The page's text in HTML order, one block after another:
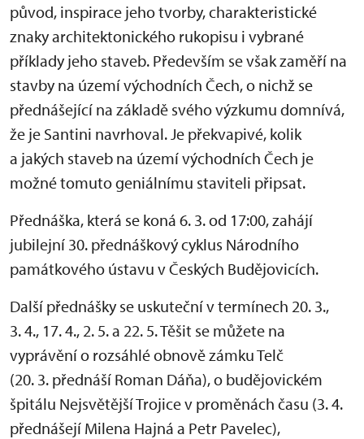
původ, inspirace jeho tvorby, charakteristické
znaky architektonického rukopisu i vybrané
příklady jeho staveb. Především se však zaměří na
stavby na území východních Čech, o nichž se
přednášející na základě svého výzkumu domnívá,
že je Santini navrhoval. Je překvapivé, kolik
a jakých staveb na území východních Čech je
možné tomuto geniálnímu staviteli připsat.
Přednáška, která se koná 6. 3. od 17:00, zahájí
jubilejní 30. přednáškový cyklus Národního
památkového ústavu v Českých Budějovicích.
Další přednášky se uskuteční v termínech 20. 3.,
3. 4., 17. 4., 2. 5. a 22. 5. Těšit se můžete na
vyprávění o rozsáhlé obnově zámku Telč
(20. 3. přednáší Roman Dáňa), o budějovickém
špitálu Nejsvětější Trojice v proměnách času (3. 4.
přednášejí Milena Hajná a Petr Pavelec),